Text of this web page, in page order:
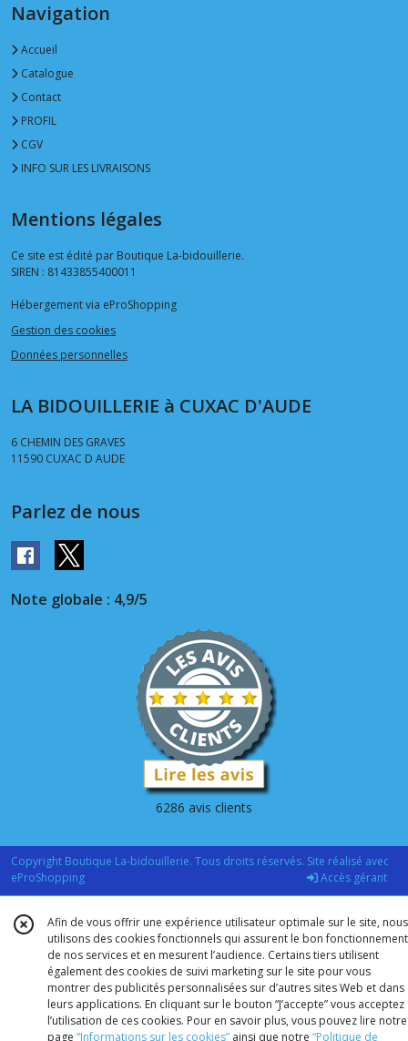
Navigation
Accueil
Catalogue
Contact
PROFIL
CGV
INFO SUR LES LIVRAISONS
Mentions légales
Ce site est édité par Boutique La-bidouillerie.
SIREN : 81433855400011
Hébergement via eProShopping
Gestion des cookies
Données personnelles
LA BIDOUILLERIE à CUXAC D'AUDE
6 CHEMIN DES GRAVES
11590 CUXAC D AUDE
Parlez de nous
Note globale : 4,9/5
6286 avis clients
Copyright Boutique La-bidouillerie. Tous droits réservés. Site réalisé avec
eProShopping
Accès gérant
Afin de vous offrir une expérience utilisateur optimale sur le site, nous
utilisons des cookies fonctionnels qui assurent le bon fonctionnement
de nos services et en mesurent l’audience. Certains tiers utilisent
également des cookies de suivi marketing sur le site pour vous
montrer des publicités personnalisées sur d’autres sites Web et dans
leurs applications. En cliquant sur le bouton “J’accepte” vous acceptez
l’utilisation de ces cookies. Pour en savoir plus, vous pouvez lire notre
page “Informations sur les cookies” ainsi que notre “Politique de